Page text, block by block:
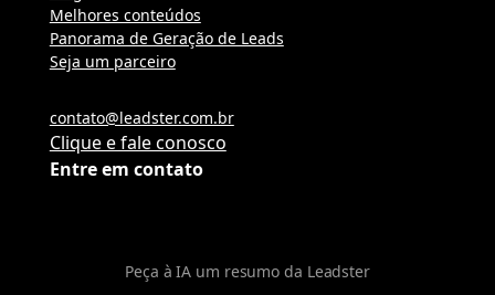
Melhores conteúdos
Panorama de Geração de Leads
Seja um parceiro
Entre em contato
contato@leadster.com.br
Clique e fale conosco
Peça à IA um resumo da Leadster